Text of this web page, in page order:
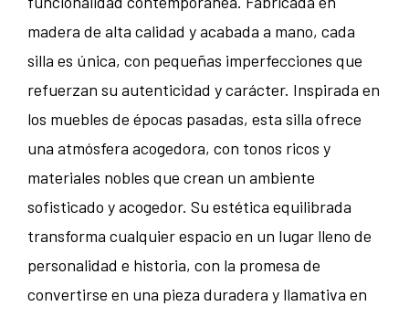
madera de alta calidad y acabada a mano, cada
silla es única, con pequeñas imperfecciones que
refuerzan su autenticidad y carácter. Inspirada en
los muebles de épocas pasadas, esta silla ofrece
una atmósfera acogedora, con tonos ricos y
materiales nobles que crean un ambiente
sofisticado y acogedor. Su estética equilibrada
transforma cualquier espacio en un lugar lleno de
personalidad e historia, con la promesa de
convertirse en una pieza duradera y llamativa en